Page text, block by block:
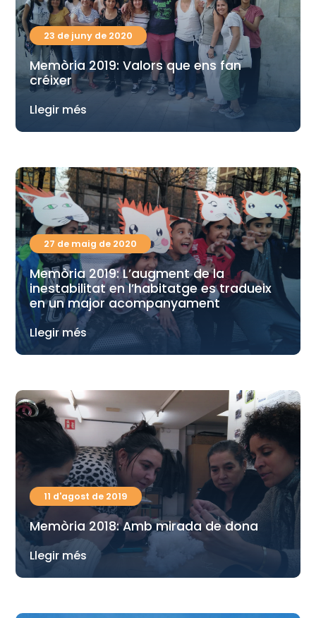
Memòria 2019: Valors que ens fan
créixer
23 de juny de 2020
Llegir més
Memòria 2019: L’augment de la
inestabilitat en l’habitatge es tradueix
en un major acompanyament
27 de maig de 2020
Llegir més
Memòria 2018: Amb mirada de dona
11 d'agost de 2019
Llegir més